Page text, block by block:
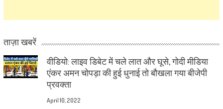
ताज़ा खबरें
वीडियो: लाइव डिबेट में चले लात और घूसे, गोदी मीडिया
एंकर अमन चोपड़ा की हुई धुनाई तो बौखला गया बीजेपी
प्रवक्ता
April 10, 2022